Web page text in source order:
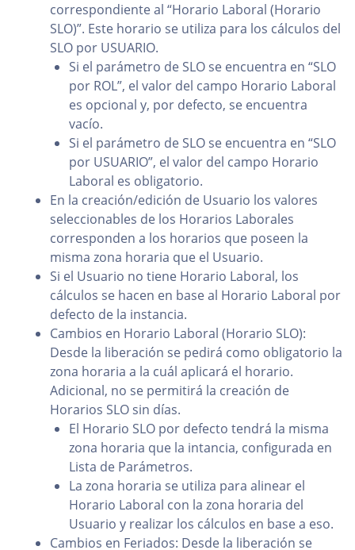
correspondiente al “Horario Laboral (Horario
SLO)”. Este horario se utiliza para los cálculos del
SLO por USUARIO.
Si el parámetro de SLO se encuentra en “SLO
por ROL”, el valor del campo Horario Laboral
es opcional y, por defecto, se encuentra
vacío.
Si el parámetro de SLO se encuentra en “SLO
por USUARIO”, el valor del campo Horario
Laboral es obligatorio.
En la creación/edición de Usuario los valores
seleccionables de los Horarios Laborales
corresponden a los horarios que poseen la
misma zona horaria que el Usuario.
Si el Usuario no tiene Horario Laboral, los
cálculos se hacen en base al Horario Laboral por
defecto de la instancia.
Cambios en Horario Laboral (Horario SLO):
Desde la liberación se pedirá como obligatorio la
zona horaria a la cuál aplicará el horario.
Adicional, no se permitirá la creación de
Horarios SLO sin días.
El Horario SLO por defecto tendrá la misma
zona horaria que la intancia, configurada en
Lista de Parámetros.
La zona horaria se utiliza para alinear el
Horario Laboral con la zona horaria del
Usuario y realizar los cálculos en base a eso.
Cambios en Feriados: Desde la liberación se